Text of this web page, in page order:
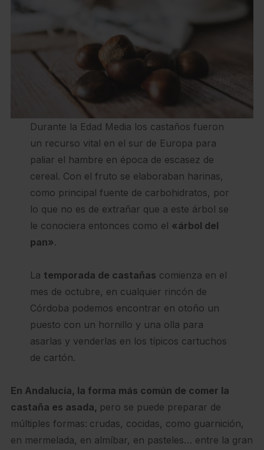
Durante la Edad Media los castaños fueron
un recurso vital en el sur de Europa para
paliar el hambre en época de escasez de
cereal. Con el fruto se elaboraban harinas,
como principal fuente de carbohidratos, por
lo que no es de extrañar que a este árbol se
le conociera entonces como el «árbol del
pan».
La temporada de castañas comienza en el
mes de octubre, en cualquier rincón de
Córdoba podemos encontrar en otoño un
puesto con un hornillo y una olla para
asarlas y venderlas en los típicos cartuchos
de cartón.
En Andalucía, la forma más común de comer la
castaña es asada, pero se puede preparar de
múltiples formas: crudas, cocidas, como guarnición,
en mermelada, en almíbar, en pasteles… entre la gran